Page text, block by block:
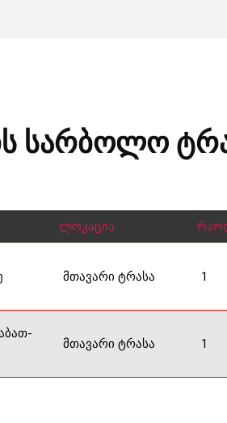
სარბოლო
ლოკაცია
მთავარი ტრასა 1
მთავარი ტრასა 1